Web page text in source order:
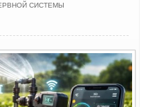
СИСТЕМЫ